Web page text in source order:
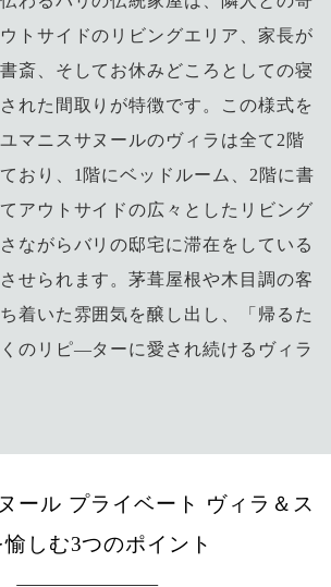
トサイドのリビングエリア、家長が
斎、そしてお休みどころとしての寝
れた間取りが特徴です。この様式を
マニスサヌールのヴィラは全て2階
おり、1階にベッドルーム、2階に書
アウトサイドの広々としたリビング
ながらバリの邸宅に滞在をしている
せられます。茅葺屋根や木目調の客
着いた雰囲気を醸し出し、「帰るた
のリピ―ターに愛され続けるヴィラ
ール プライベート ヴィラ＆ス
しむ3つのポイント